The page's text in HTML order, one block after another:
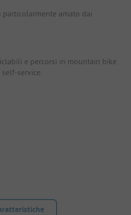
amato dai
e percorsi in mountain bike
service.